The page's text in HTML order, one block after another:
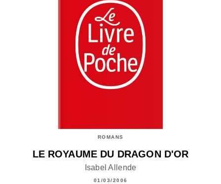
ROMANS
LE ROYAUME DU DRAGON D'OR
Isabel Allende
01/03/2006